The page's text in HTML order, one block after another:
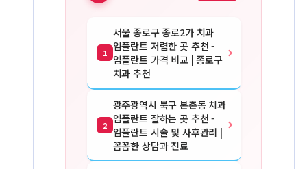
1
서울 종로구 종로2가 치과
임플란트 저렴한 곳 추천 -
임플란트 가격 비교 | 종로구
치과 추천
2
광주광역시 북구 본촌동 치과
임플란트 잘하는 곳 추천 -
임플란트 시술 및 사후관리 |
꼼꼼한 상담과 진료